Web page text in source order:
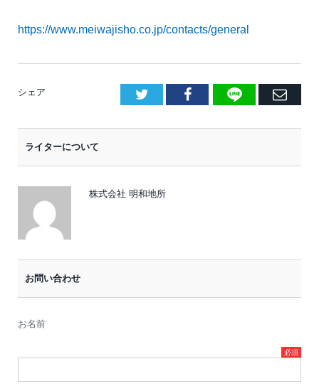
https://www.meiwajisho.co.jp/contacts/general
シェア Facebook
LINE
E
ライターについて
株式会社 明和地所
お問い合わせ
お名前